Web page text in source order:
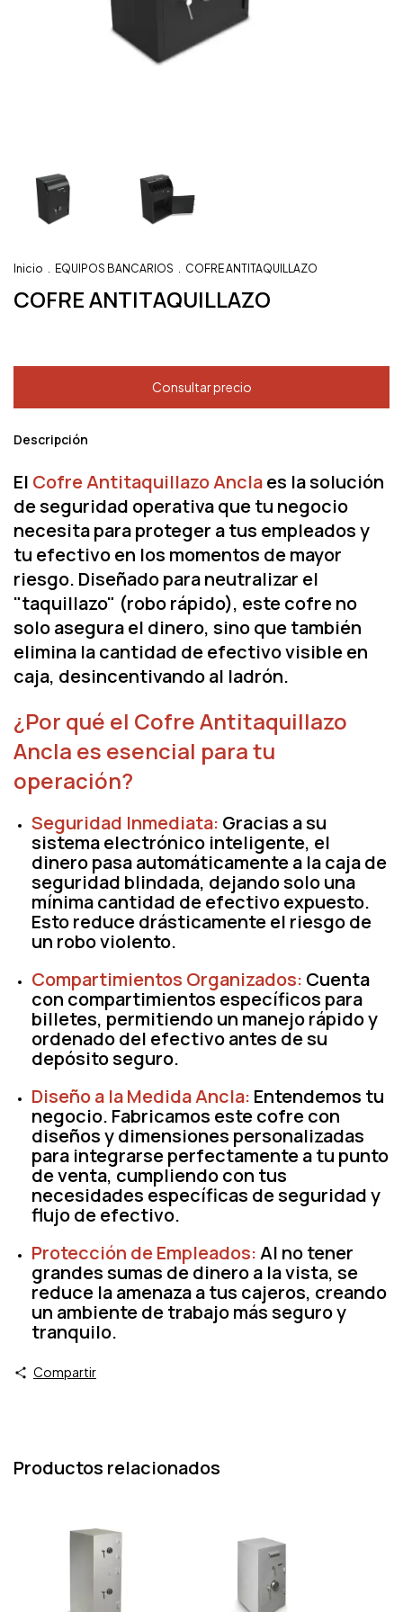
Inicio EQUIPOS BANCARIOS COFRE ANTITAQUILLAZO
COFRE ANTITAQUILLAZO
Descripción
El Cofre Antitaquillazo Anclaes la solución
de seguridad operativa que tu negocio
necesita para proteger a tus empleados y
tu efectivo en los momentos de mayor
riesgo. Diseñado para neutralizar el
"taquillazo" (robo rápido), este cofre no
solo asegura el dinero, sino que también
elimina la cantidad de efectivo visible en
caja, desincentivando al ladrón.
¿Por qué el Cofre Antitaquillazo
Ancla es esencial para tu
operación?
Seguridad Inmediata: Gracias a su
sistema electrónico inteligente, el
dinero pasa automáticamente a la caja de
seguridad blindada, dejando solo una
mínima cantidad de efectivo expuesto.
Esto reduce drásticamente el riesgo de
un robo violento.
Compartimientos Organizados: Cuenta
con compartimientos específicos para
billetes, permitiendo un manejo rápido y
ordenado del efectivo antes de su
depósito seguro.
Diseño a la Medida Ancla: Entendemos tu
negocio. Fabricamos este cofre con
diseños y dimensiones personalizadas
para integrarse perfectamente a tu punto
de venta, cumpliendo con tus
necesidades específicas de seguridad y
flujo de efectivo.
Protección de Empleados:Al no tener
grandes sumas de dinero a la vista, se
reduce la amenaza a tus cajeros, creando
un ambiente de trabajo más seguro y
tranquilo.
Compartir
Productos relacionados